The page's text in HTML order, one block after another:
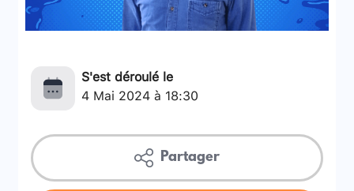
S'est déroulé le
4 Mai 2024 à 18:30
Partager